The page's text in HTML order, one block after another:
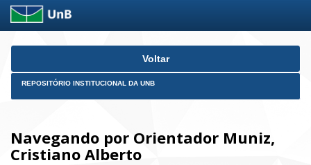
Skip
Voltar
REPOSITÓRIO INSTITUCIONAL DA UNB
Navegando por Orientador Muniz,
Cristiano Alberto